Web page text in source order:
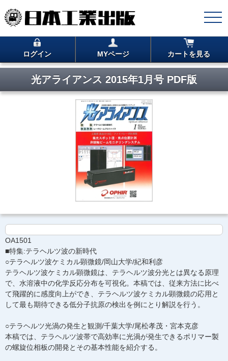
ログイン MYページ カートを見る
光アライアンス 2015年1月号 PDF版
OA1501
■特集:テラヘルツ波の新時代
○テラヘルツ波ケミカル顕微鏡/岡山大学/紀和利彦
テラヘルツ波ケミカル顕微鏡は、テラヘルツ波分光とは異なる原理
で、水溶液中の化学反応分布を可視化。本稿では、従来方法に比べ
て飛躍的に感度向上ができ、テラヘルツ波ケミカル顕微鏡の応用と
して最も期待できる低分子抗原の検出を例にとり解説を行う。
○テラヘルツ光渦の発生と観測/千葉大学/尾松孝茂・宮本克彦
本稿では、テラヘルツ波帯で高効率に光渦が発生できるポリマー製
の螺旋位相板の開発とその基本性能を紹介する。